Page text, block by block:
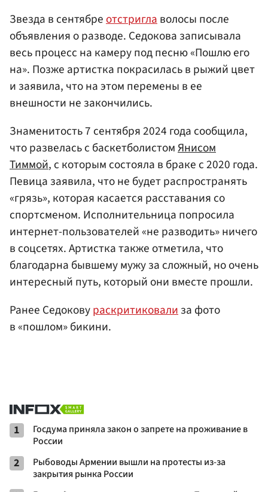
Звезда в сентябреотстриглаволосы после
объявления о разводе. Седокова записывала
весь процесс на камеру под песню «Пошлю его
на». Позже артистка покрасилась в рыжий цвет
и заявила, что на этом перемены в ее
внешности не закончились.
Знаменитость 7 сентября 2024 года сообщила,
что развелась с баскетболистомЯнисом
Тиммой, с которым состояла в браке с 2020 года.
Певица заявила, что не будет распространять
«грязь», которая касается расставания со
спортсменом. Исполнительница попросила
интернет-пользователей «не разводить» ничего
в соцсетях. Артистка также отметила, что
благодарна бывшему мужу за сложный, но очень
интересный путь, который они вместе прошли.
Ранее Седоковураскритиковализа фото
в «пошлом» бикини.
1
Госдума приняла закон о запрете на проживание в
России
2
Рыбоводы Армении вышли на протесты из-за
закрытия рынка России